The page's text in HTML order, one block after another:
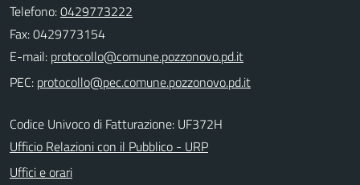
Telefono:0429773222
Fax: 0429773154
E-mail:
PEC:
Codice Univoco di Fatturazione: UF372H
Ufficio Relazioni con il Pubblico - URP
Uffici e orari